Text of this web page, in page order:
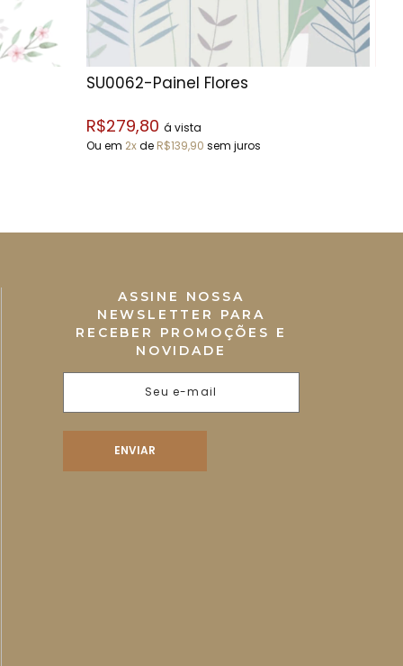
SU0062-Painel Flores
R$279,80 á vista
Ou em 2xde R$139,90 sem juros
ASSINE NOSSA
NEWSLETTER PARA
RECEBER PROMOÇÕES E
NOVIDADE